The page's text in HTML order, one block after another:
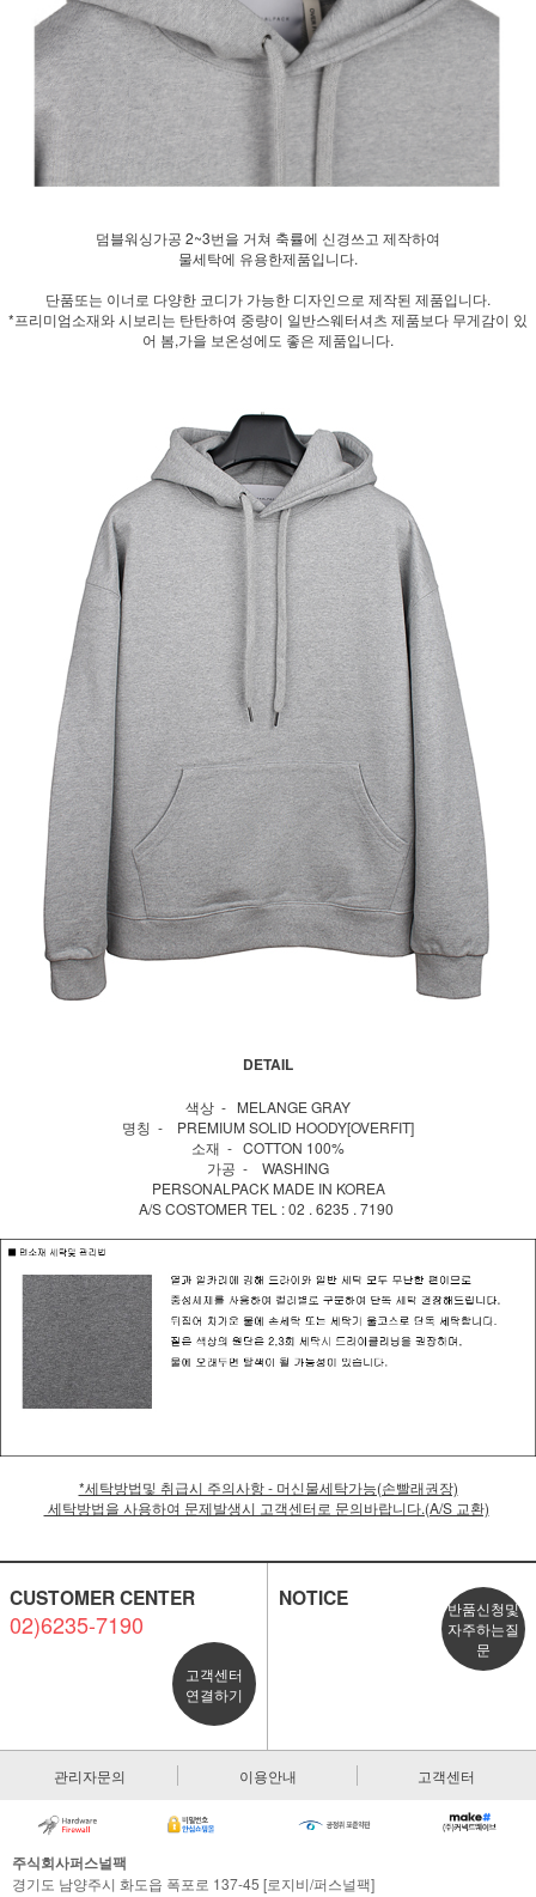
덤블워싱가공 2~3번을 거쳐 축률에 신경쓰고 제작하여
물세탁에 유용한제품입니다.
단품또는 이너로 다양한 코디가 가능한 디자인으로 제작된 제품입니다.
*프리미엄소재와 시보리는 탄탄하여 중량이 일반스웨터셔츠 제품보다 무게감이 있
어 봄,가을 보온성에도 좋은 제품입니다.
DETAIL
색상 - MELANGE GRAY
명칭 - PREMIUM SOLID HOODY[OVERFIT]
소재 - COTTON 100%
가공 - WASHING
PERSONALPACK MADE IN KOREA
A/S COSTOMER TEL : 02 . 6235 . 7190
*세탁방법및 취급시 주의사항 - 머신물세탁가능(손빨래권장)
세탁방법을 사용하여 문제발생시 고객센터로 문의바랍니다.(A/S 교환)
CUSTOMER CENTER
02)6235-7190
고객센터
연결하기
NOTICE
반품신청및
자주하는질
문
관리자문의 이용안내 고객센터
주식회사퍼스널팩
경기도 남양주시 화도읍 폭포로 137-45 [로지비/퍼스널팩]